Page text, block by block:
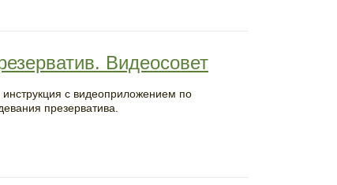
Видеосовет
с видеоприложением по
презерватива.